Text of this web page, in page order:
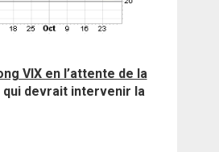
VIX en l’attente de la
devrait intervenir la